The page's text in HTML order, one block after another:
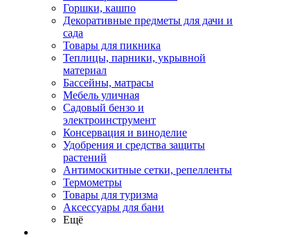
Горшки, кашпо
Декоративные предметы для дачи и
сада
Товары для пикника
Теплицы, парники, укрывной
материал
Бассейны, матрасы
Мебель уличная
Садовый бензо и
электроинструмент
Консервация и виноделие
Удобрения и средства защиты
растений
Антимоскитные сетки, репелленты
Термометры
Товары для туризма
Аксессуары для бани
Ещё